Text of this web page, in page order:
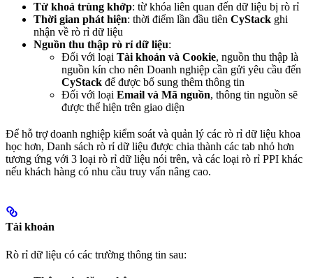
Từ khoá trùng khớp: từ khóa liên quan đến dữ liệu bị rò rỉ
Thời gian phát hiện: thời điểm lần đầu tiên CyStack ghi
nhận về rò rỉ dữ liệu
Nguồn thu thập rò rỉ dữ liệu:
Đối với loại Tài khoản và Cookie, nguồn thu thập là
nguồn kín cho nên Doanh nghiệp cần gửi yêu cầu đến
CyStack để được bổ sung thêm thông tin
Đối với loại Email và Mã nguồn, thông tin nguồn sẽ
được thể hiện trên giao diện
Để hỗ trợ doanh nghiệp kiểm soát và quản lý các rò rỉ dữ liệu khoa
học hơn, Danh sách rò rỉ dữ liệu được chia thành các tab nhỏ hơn
tương ứng với 3 loại rò rỉ dữ liệu nói trên, và các loại rò rỉ PPI khác
nếu khách hàng có nhu cầu truy vấn nâng cao.
Tài khoản
Rò rỉ dữ liệu có các trường thông tin sau: